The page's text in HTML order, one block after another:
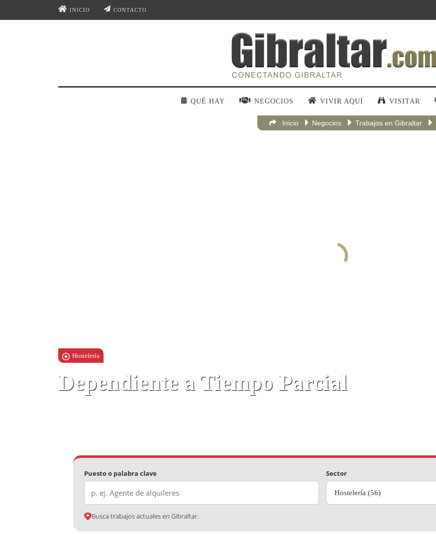
INICIO CONTACTO
QUÉ HAY NEGOCIOS VIVIR AQUÍ VISITAR
Inicio Negocios Trabajos en Gibraltar
Hostelería
Dependiente a Tiempo Parcial
Puesto o palabra clave Sector
Hostelería (56)
Busca trabajos actuales en Gibraltar.